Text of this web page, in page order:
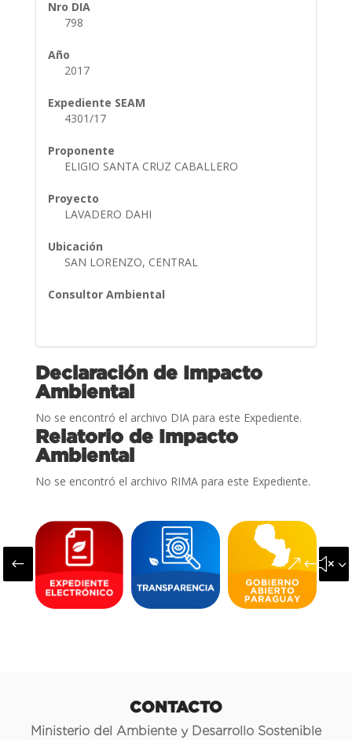
Nro DIA
798
Año
2017
Expediente SEAM
4301/17
Proponente
ELIGIO SANTA CRUZ CABALLERO
Proyecto
LAVADERO DAHI
Ubicación
SAN LORENZO, CENTRAL
Consultor Ambiental
Declaración de Impacto
Ambiental
No se encontró el archivo DIA para este Expediente.
Relatorio de Impacto
Ambiental
No se encontró el archivo RIMA para este Expediente.
#
CONTACTO
Ministerio del Ambiente y Desarrollo Sostenible